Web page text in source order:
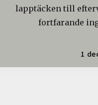
lapptäcken till
fortfarande
1